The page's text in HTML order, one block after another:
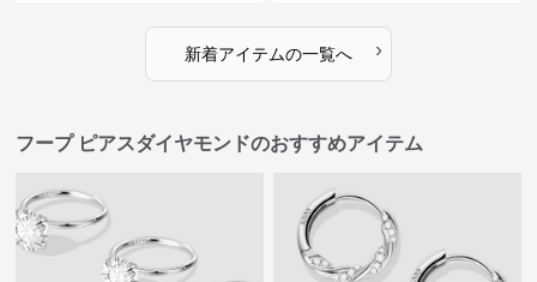
新着アイテムの一覧へ ›
フープ ピアスダイヤモンドのおすすめアイテム